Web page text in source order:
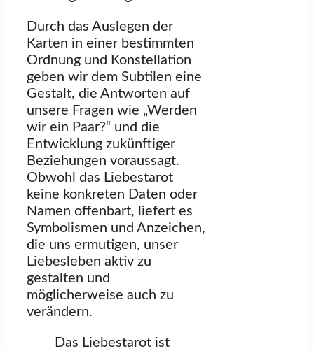
Durch das Auslegen der
Karten in einer bestimmten
Ordnung und Konstellation
geben wir dem Subtilen eine
Gestalt, die Antworten auf
unsere Fragen wie „Werden
wir ein Paar?“ und die
Entwicklung zukünftiger
Beziehungen voraussagt.
Obwohl das Liebestarot
keine konkreten Daten oder
Namen offenbart, liefert es
Symbolismen und Anzeichen,
die uns ermutigen, unser
Liebesleben aktiv zu
gestalten und
möglicherweise auch zu
verändern.
Das Liebestarot ist